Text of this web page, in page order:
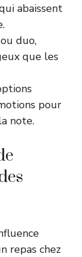
abaissent
duo,
que les
pour
note.
repas chez